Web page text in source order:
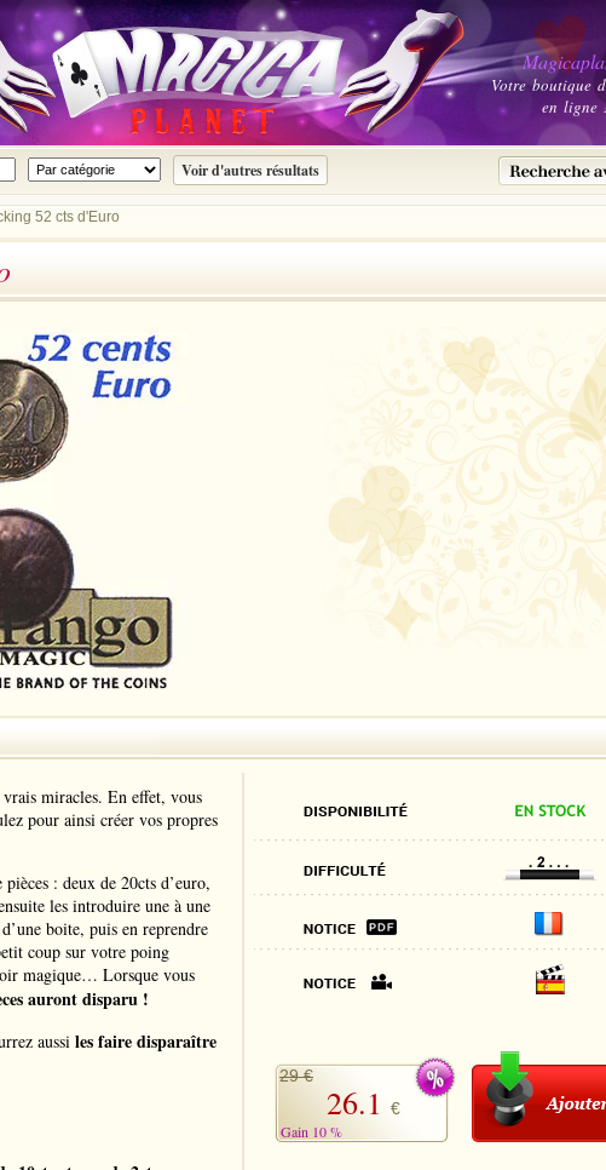
Votre boutique
en ligne
52 cts d'Euro
miracles. En effet, vous
pour ainsi créer vos propres
: deux de 20cts d’euro,
les introduire une à une
boite, puis en reprendre
coup sur votre poing
magique… Lorsque vous
auront disparu !
aussi les faire disparaître
29 €
26.1 €
Gain 10 %